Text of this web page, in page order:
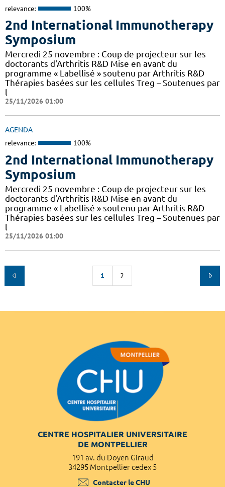
relevance: 100%
2nd International Immunotherapy
Symposium
Mercredi 25 novembre : Coup de projecteur sur les
doctorants d'Arthritis R&D Mise en avant du
programme « Labellisé » soutenu par Arthritis R&D
Thérapies basées sur les cellules Treg – Soutenues par
l
25/11/2026 01:00
AGENDA
relevance: 100%
2nd International Immunotherapy
Symposium
Mercredi 25 novembre : Coup de projecteur sur les
doctorants d'Arthritis R&D Mise en avant du
programme « Labellisé » soutenu par Arthritis R&D
Thérapies basées sur les cellules Treg – Soutenues par
l
25/11/2026 01:00
1 2
CENTRE HOSPITALIER UNIVERSITAIRE
DE MONTPELLIER
191 av. du Doyen Giraud
34295 Montpellier cedex 5
Contacter le CHU